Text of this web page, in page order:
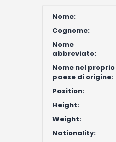
Nome:
Cognome:
Nome
abbreviato:
Nome nel proprio
paese di origine:
Position:
Height:
Weight:
Nationality: